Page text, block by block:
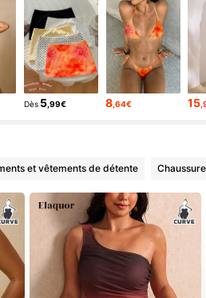
Dès 5,99€ 8 ,64€ 15
et vêtements de détente